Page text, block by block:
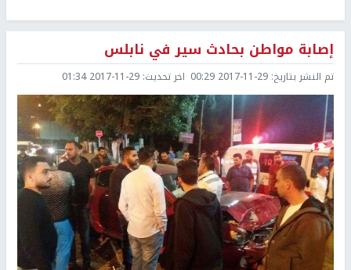
إصابة مواطن بحادث سير في نابلس
تم النشر بتاريخ: 2017-11-29 00:29 اخر تحديث: 2017-11-29 01:34